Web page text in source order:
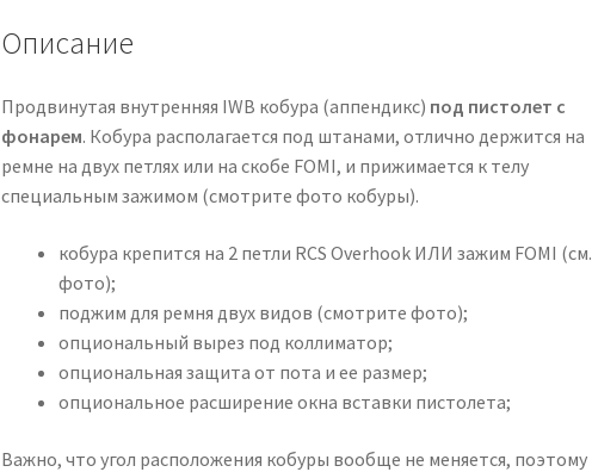
Описание
Продвинутая внутренняя IWB кобура (аппендикс) под пистолет с
фонарем. Кобура располагается под штанами, отлично держится на
ремне на двух петлях или на скобе FOMI, и прижимается к телу
специальным зажимом (смотрите фото кобуры).
кобура крепится на 2 петли RCS Overhook ИЛИ зажим FOMI (см.
фото);
поджим для ремня двух видов (смотрите фото);
опциональный вырез под коллиматор;
опциональная защита от пота и ее размер;
опциональное расширение окна вставки пистолета;
Важно, что угол расположения кобуры вообще не меняется, поэтому